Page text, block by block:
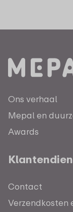
Ons verhaal
Mepal en
Awards
Contact
Verzendkosten